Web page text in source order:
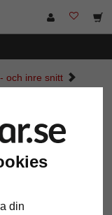
din
och inre snitt